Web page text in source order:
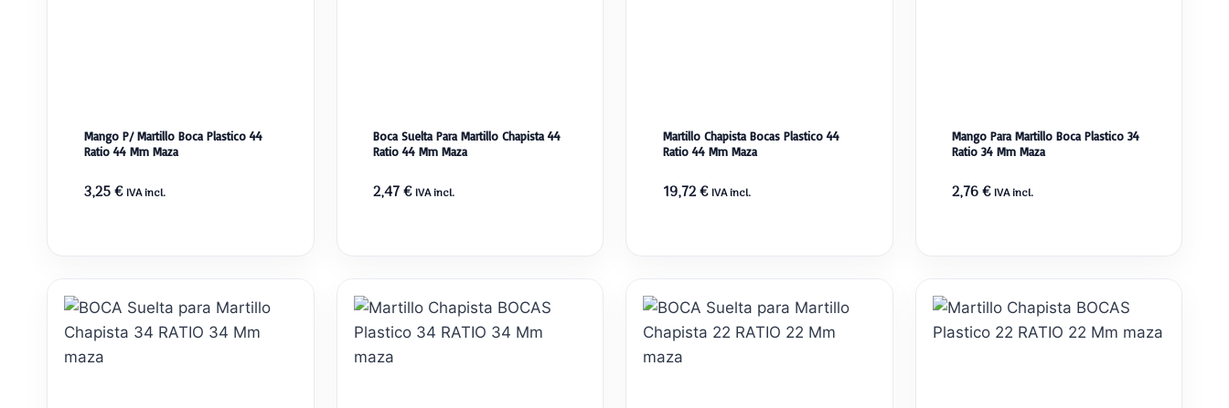
Mango P/ Martillo Boca Plastico 44
Ratio 44 Mm Maza
3,25€ IVA incl.
Boca Suelta Para Martillo Chapista 44
Ratio 44 Mm Maza
2,47€ IVA incl.
Martillo Chapista Bocas Plastico 44
Ratio 44 Mm Maza
19,72€ IVA incl.
Mango Para Martillo Boca Plastico 34
Ratio 34 Mm Maza
2,76€ IVA incl.